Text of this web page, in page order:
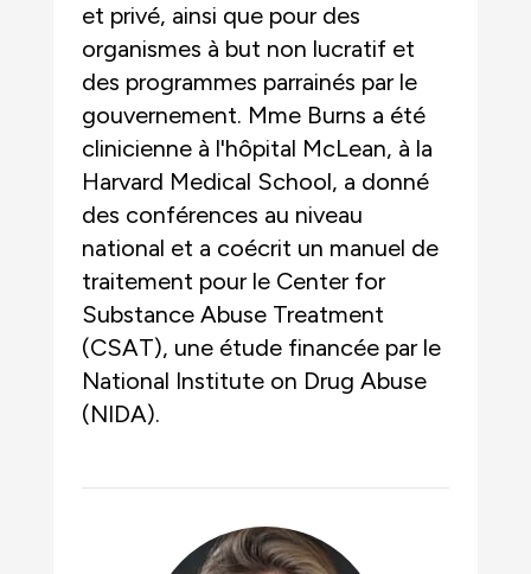
et privé, ainsi que pour des
organismes à but non lucratif et
des programmes parrainés par le
gouvernement. Mme Burns a été
clinicienne à l'hôpital McLean, à la
Harvard Medical School, a donné
des conférences au niveau
national et a coécrit un manuel de
traitement pour le Center for
Substance Abuse Treatment
(CSAT), une étude financée par le
National Institute on Drug Abuse
(NIDA).